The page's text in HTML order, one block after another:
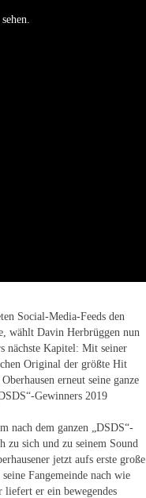
Social-Media-Feeds den
wählt Davin Herbrüggen nun
nächste Kapitel: Mit seiner
Original der größte Hit
erneut seine ganze
Gewinners 2019
nach dem ganzen „DSDS“-
sich und zu seinem Sound
jetzt aufs erste große
Fangemeinde nach wie
er ein bewegendes